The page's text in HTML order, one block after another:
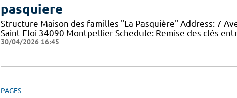
pasquiere
Structure Maison des familles "La Pasquière" Address: 7
Saint Eloi 34090 Montpellier Schedule: Remise des clés
30/04/2026 16:45
PAGES